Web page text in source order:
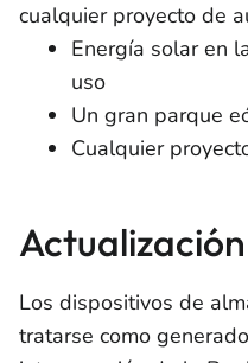
cualquier proyecto de
Energía solar en
uso
Un gran parque
Cualquier
Los dispositivos de
tratarse como